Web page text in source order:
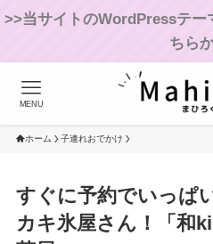
>>当サイトのWordPressテー
ちら
MENU
ホーム 子連れおでかけ
すぐに予約でいっぱ
カキ氷屋さん！「和